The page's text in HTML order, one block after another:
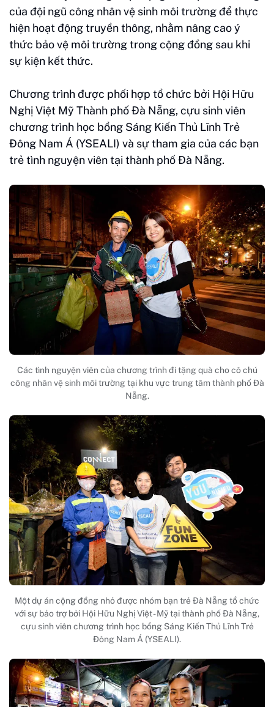
của đội ngũ công nhân vệ sinh môi trường để thực
hiện hoạt động truyền thông, nhằm nâng cao ý
thức bảo vệ môi trường trong cộng đồng sau khi
sự kiện kết thức.
Chương trình được phối hợp tổ chức bởi Hội Hữu
Nghị Việt Mỹ Thành phố Đà Nẵng, cựu sinh viên
chương trình học bổng Sáng Kiến Thủ Lĩnh Trẻ
Đông Nam Á (YSEALI) và sự tham gia của các bạn
trẻ tình nguyện viên tại thành phố Đà Nẵng.
Các tình nguyện viên của chương trình đi tặng quà cho cô chú
công nhân vệ sinh môi trường tại khu vực trung tâm thành phố Đà
Nẵng.
Một dự án cộng đồng nhỏ được nhóm bạn trẻ Đà Nẵng tổ chức
với sự bảo trợ bởi Hội Hữu Nghị Việt - Mỹ tại thành phố Đà Nẵng,
cựu sinh viên chương trình học bổng Sáng Kiến Thủ Lĩnh Trẻ
Đông Nam Á (YSEALI).